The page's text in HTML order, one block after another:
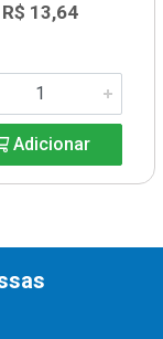
R$ 13,64
Adicionar